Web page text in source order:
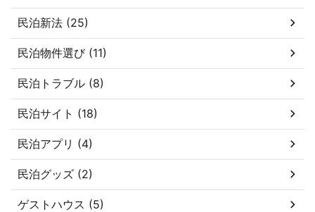
民泊新法 (25)
民泊物件選び (11)
民泊トラブル (8)
民泊サイト (18)
民泊アプリ (4)
民泊グッズ (2)
ゲストハウス (5)